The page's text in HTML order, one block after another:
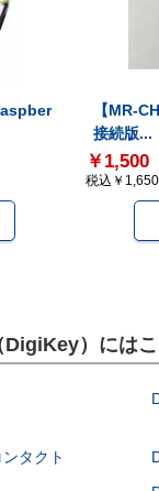
【MR-
接続版...
￥1,500
税込￥1,650
）には
タクト